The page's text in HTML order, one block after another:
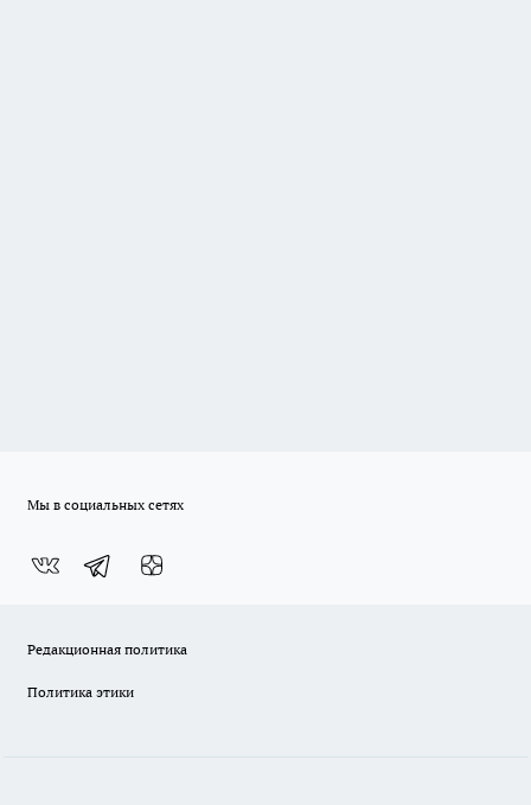
Мы в социальных сетях
Редакционная политика
Политика этики